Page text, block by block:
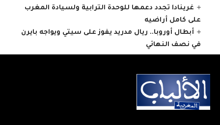
غرينادا تجدد دعمها للوحدة الترابية ولسيادة المغرب
على كامل أراضيه
أبطال أوروبا.. ريال مدريد يفوز على سيتي ويواجه بايرن
في نصف النهائي